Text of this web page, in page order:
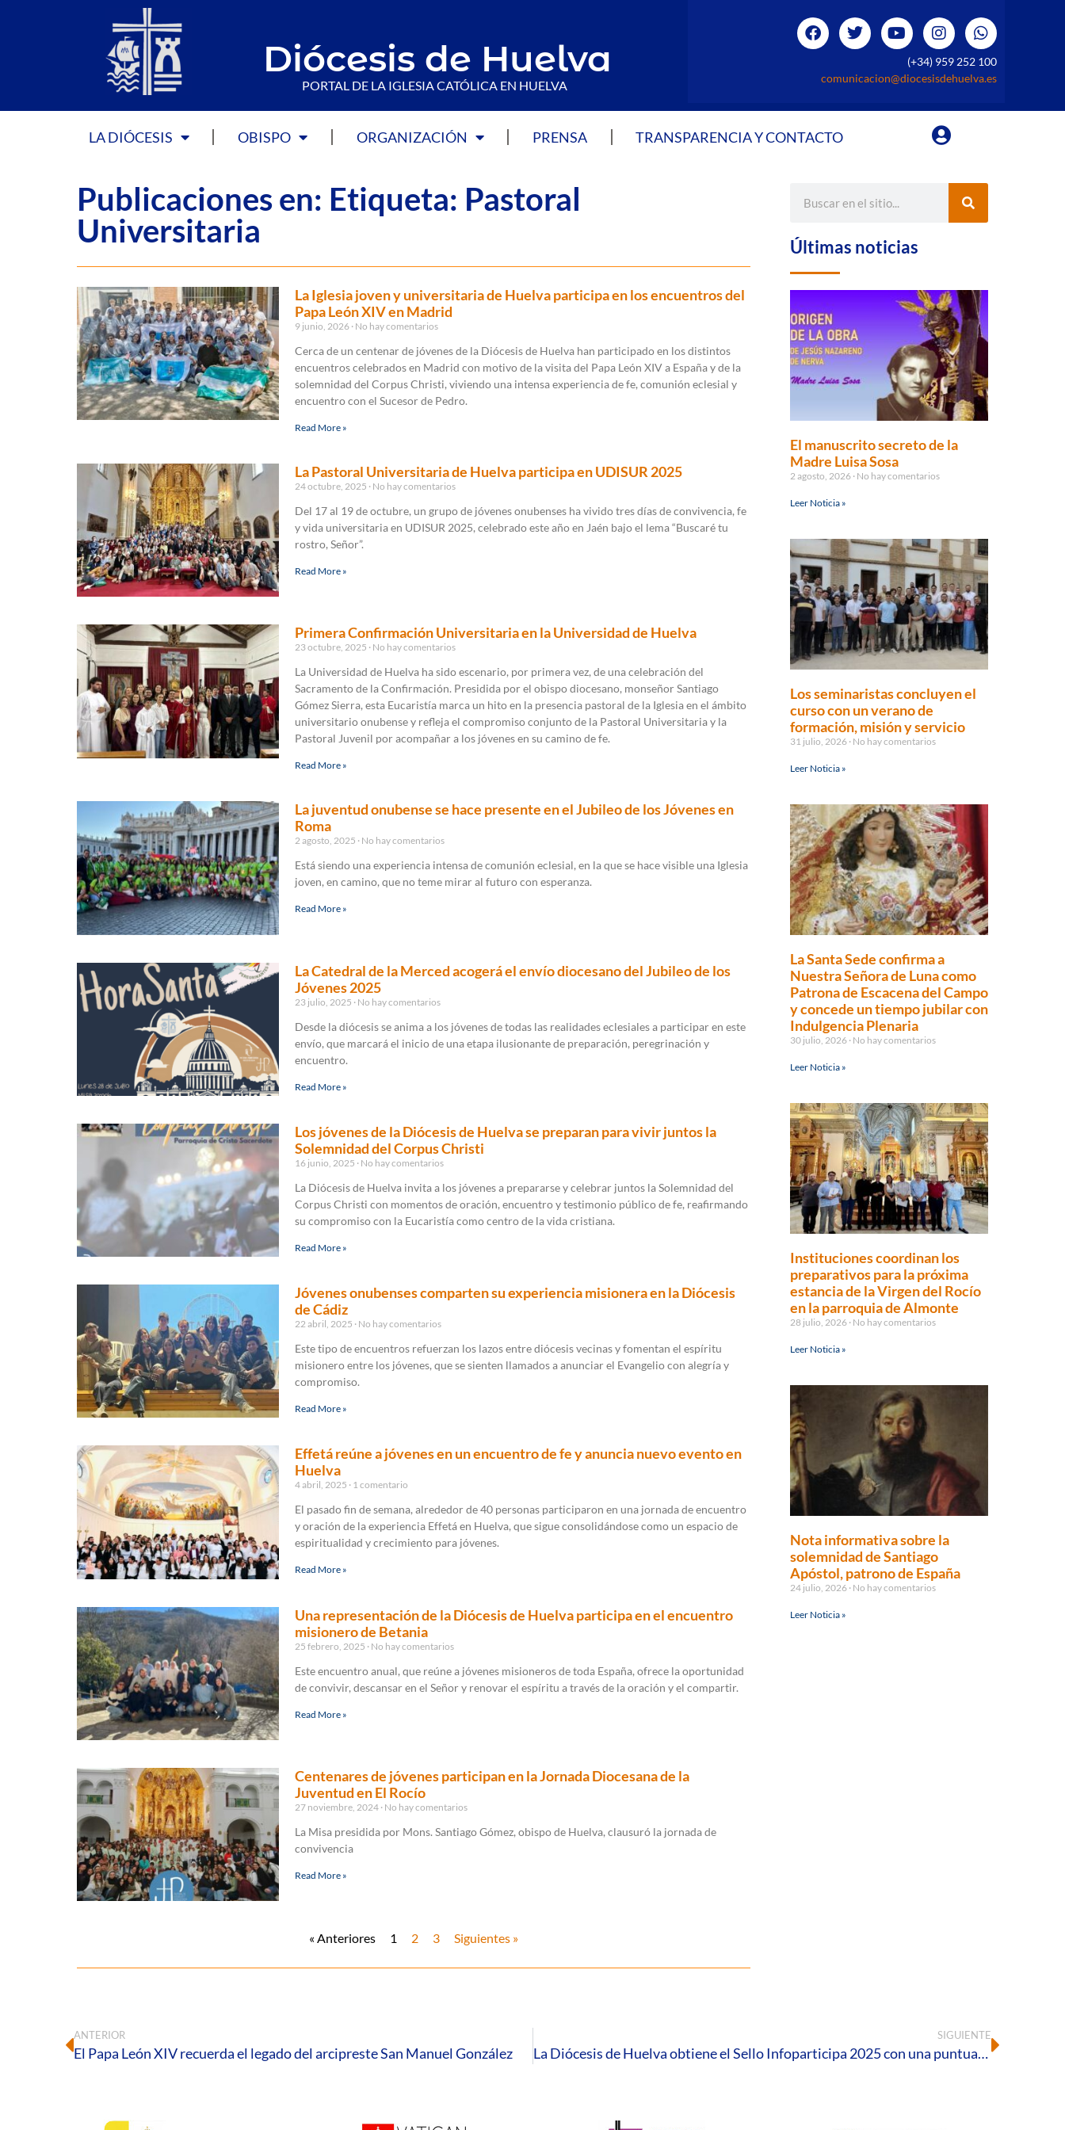
Diócesis de Huelva
PORTAL DE LA IGLESIA CATÓLICA EN HUELVA
(+34) 959 252 100
comunicacion@diocesisdehuelva.es
LA DIÓCESIS OBISPO ORGANIZACIÓN PRENSA TRANSPARENCIA Y CONTACTO
Publicaciones en: Etiqueta: Pastoral
Universitaria
La Iglesia joven y universitaria de Huelva participa en los encuentros del
Papa León XIV en Madrid
9 junio, 2026 No hay comentarios
Cerca de un centenar de jóvenes de la Diócesis de Huelva han participado en los distintos
encuentros celebrados en Madrid con motivo de la visita del Papa León XIV a España y de la
solemnidad del Corpus Christi, viviendo una intensa experiencia de fe, comunión eclesial y
encuentro con el Sucesor de Pedro.
Read More »
La Pastoral Universitaria de Huelva participa en UDISUR 2025
24 octubre, 2025 No hay comentarios
Del 17 al 19 de octubre, un grupo de jóvenes onubenses ha vivido tres días de convivencia, fe
y vida universitaria en UDISUR 2025, celebrado este año en Jaén bajo el lema “Buscaré tu
rostro, Señor”.
Read More »
Primera Confirmación Universitaria en la Universidad de Huelva
23 octubre, 2025 No hay comentarios
La Universidad de Huelva ha sido escenario, por primera vez, de una celebración del
Sacramento de la Confirmación. Presidida por el obispo diocesano, monseñor Santiago
Gómez Sierra, esta Eucaristía marca un hito en la presencia pastoral de la Iglesia en el ámbito
universitario onubense y refleja el compromiso conjunto de la Pastoral Universitaria y la
Pastoral Juvenil por acompañar a los jóvenes en su camino de fe.
Read More »
La juventud onubense se hace presente en el Jubileo de los Jóvenes en
Roma
2 agosto, 2025 No hay comentarios
Está siendo una experiencia intensa de comunión eclesial, en la que se hace visible una Iglesia
joven, en camino, que no teme mirar al futuro con esperanza.
Read More »
La Catedral de la Merced acogerá el envío diocesano del Jubileo de los
Jóvenes 2025
23 julio, 2025 No hay comentarios
Desde la diócesis se anima a los jóvenes de todas las realidades eclesiales a participar en este
envío, que marcará el inicio de una etapa ilusionante de preparación, peregrinación y
encuentro.
Read More »
Los jóvenes de la Diócesis de Huelva se preparan para vivir juntos la
Solemnidad del Corpus Christi
16 junio, 2025 No hay comentarios
La Diócesis de Huelva invita a los jóvenes a prepararse y celebrar juntos la Solemnidad del
Corpus Christi con momentos de oración, encuentro y testimonio público de fe, reafirmando
su compromiso con la Eucaristía como centro de la vida cristiana.
Read More »
Jóvenes onubenses comparten su experiencia misionera en la Diócesis
de Cádiz
22 abril, 2025 No hay comentarios
Este tipo de encuentros refuerzan los lazos entre diócesis vecinas y fomentan el espíritu
misionero entre los jóvenes, que se sienten llamados a anunciar el Evangelio con alegría y
compromiso.
Read More »
Effetá reúne a jóvenes en un encuentro de fe y anuncia nuevo evento en
Huelva
4 abril, 2025 1 comentario
El pasado fin de semana, alrededor de 40 personas participaron en una jornada de encuentro
y oración de la experiencia Effetá en Huelva, que sigue consolidándose como un espacio de
espiritualidad y crecimiento para jóvenes.
Read More »
Una representación de la Diócesis de Huelva participa en el encuentro
misionero de Betania
25 febrero, 2025 No hay comentarios
Este encuentro anual, que reúne a jóvenes misioneros de toda España, ofrece la oportunidad
de convivir, descansar en el Señor y renovar el espíritu a través de la oración y el compartir.
Read More »
Centenares de jóvenes participan en la Jornada Diocesana de la
Juventud en El Rocío
27 noviembre, 2024 No hay comentarios
La Misa presidida por Mons. Santiago Gómez, obispo de Huelva, clausuró la jornada de
convivencia
Read More »
« Anteriores 1 2 3 Siguientes »
Últimas noticias
El manuscrito secreto de la
Madre Luisa Sosa
2 agosto, 2026 No hay comentarios
Leer Noticia »
Los seminaristas concluyen el
curso con un verano de
formación, misión y servicio
31 julio, 2026 No hay comentarios
Leer Noticia »
La Santa Sede confirma a
Nuestra Señora de Luna como
Patrona de Escacena del Campo
y concede un tiempo jubilar con
Indulgencia Plenaria
30 julio, 2026 No hay comentarios
Leer Noticia »
Instituciones coordinan los
preparativos para la próxima
estancia de la Virgen del Rocío
en la parroquia de Almonte
28 julio, 2026 No hay comentarios
Leer Noticia »
Nota informativa sobre la
solemnidad de Santiago
Apóstol, patrono de España
24 julio, 2026 No hay comentarios
Leer Noticia »
ANTERIOR
El Papa León XIV recuerda el legado del arcipreste San Manuel González
SIGUIENTE
La Diócesis de Huelva obtiene el Sello Infoparticipa 2025 con una puntuación del 100%